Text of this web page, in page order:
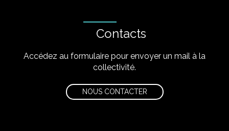
Contacts
Accédez au formulaire pour envoyer un mail à la
collectivité.
NOUS CONTACTER